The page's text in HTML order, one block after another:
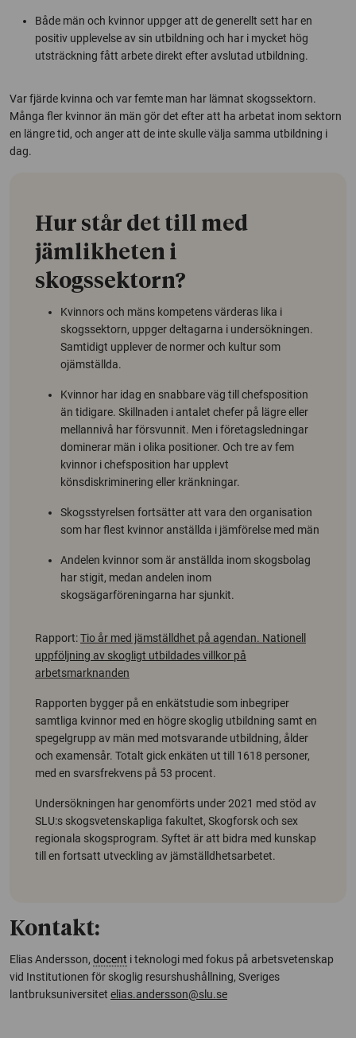
Både män och kvinnor uppger att de generellt sett har en
positiv upplevelse av sin utbildning och har i mycket hög
utsträckning fått arbete direkt efter avslutad utbildning.
Var fjärde kvinna och var femte man har lämnat skogssektorn.
Många fler kvinnor än män gör det efter att ha arbetat inom sektorn
en längre tid, och anger att de inte skulle välja samma utbildning i
dag.
Hur står det till med
jämlikheten i
skogssektorn?
Kvinnors och mäns kompetens värderas lika i
skogssektorn, uppger deltagarna i undersökningen.
Samtidigt upplever de normer och kultur som
ojämställda.
Kvinnor har idag en snabbare väg till chefsposition
än tidigare. Skillnaden i antalet chefer på lägre eller
mellannivå har försvunnit. Men i företagsledningar
dominerar män i olika positioner. Och tre av fem
kvinnor i chefsposition har upplevt
könsdiskriminering eller kränkningar.
Skogsstyrelsen fortsätter att vara den organisation
som har flest kvinnor anställda i jämförelse med män
Andelen kvinnor som är anställda inom skogsbolag
har stigit, medan andelen inom
skogsägarföreningarna har sjunkit.
Rapport:Tio år med jämställdhet på agendan. Nationell
uppföljning av skogligt utbildades villkor på
arbetsmarknanden
Rapporten bygger på en enkätstudie som inbegriper
samtliga kvinnor med en högre skoglig utbildning samt en
spegelgrupp av män med motsvarande utbildning, ålder
och examensår. Totalt gick enkäten ut till 1618 personer,
med en svarsfrekvens på 53 procent.
Undersökningen har genomförts under 2021 med stöd av
SLU:s skogsvetenskapliga fakultet, Skogforsk och sex
regionala skogsprogram. Syftet är att bidra med kunskap
till en fortsatt utveckling av jämställdhetsarbetet.
Kontakt:
Elias Andersson, docent i teknologi med fokus på arbetsvetenskap
vid Institutionen för skoglig resurshushållning, Sveriges
lantbruksuniversitet elias.andersson@slu.se